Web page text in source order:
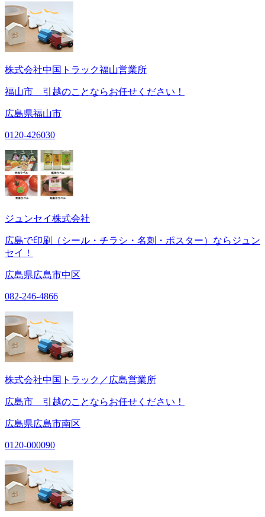
株式会社中国トラック福山営業所
福山市 引越のことならお任せください！
広島県福山市
0120-426030
ジュンセイ株式会社
広島で印刷（シール・チラシ・名刺・ポスター）ならジュン
セイ！
広島県広島市中区
082-246-4866
株式会社中国トラック／広島営業所
広島市 引越のことならお任せください！
広島県広島市南区
0120-000090